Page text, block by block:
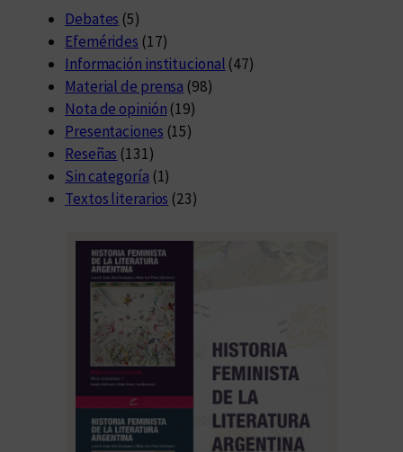
Debates (5)
Efemérides (17)
Información institucional (47)
Material de prensa (98)
Nota de opinión (19)
Presentaciones (15)
Reseñas (131)
Sin categoría (1)
Textos literarios (23)